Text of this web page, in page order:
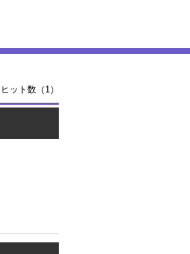
ヒット数（1）